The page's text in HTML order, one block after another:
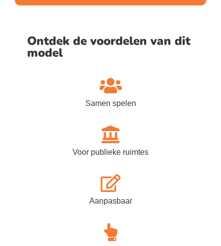
Ontdek de voordelen van dit
model
Samen spelen
Voor publieke ruimtes
Aanpasbaar